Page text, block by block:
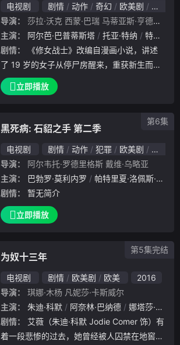
电视剧 剧情 动作 奇幻 欧美剧
欧美
导演：
莎拉·沃克 西蒙·巴瑞 马蒂亚斯·亨德尔
主演：
阿尔芭·巴普蒂斯塔 托亚·特纳
特里斯坦·乌罗阿
剧情：
了 19 岁的女子从停尸房醒来，重获新生而且
背上嵌入了圣器。她发现自己现在是古老组织
的一员，该组织一直在与地球上的恶魔抗衡，
制她
立即播放
黑死病: 石貂之手 第二季
电视剧 剧情 动作 犯罪 欧美剧
欧美
导演：
阿尔韦托·罗德里格斯 戴维·乌略亚
主演：
巴勃罗·莫利内罗
帕特里夏·洛佩斯·阿奈斯
剧情：
暂无简介
立即播放
第6集
为奴十三年
电视剧 剧情 欧美剧 欧美
2016
导演：
琪娜·木杨 凡妮莎·卡斯威尔
主演：
朱迪·科默 阿奈林·巴纳德 娜塔莎·里特
剧情：
着一段悲惨的过去，她曾经被人囚禁在地窖之
第5集完结